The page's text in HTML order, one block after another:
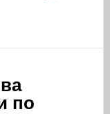
по